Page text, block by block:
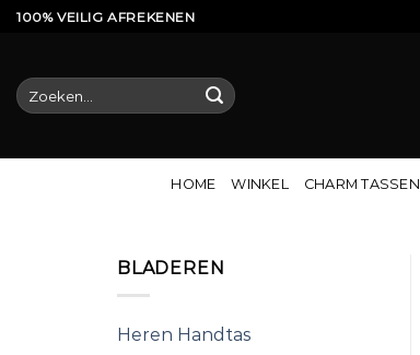
Ga100% VEILIG AFREKENEN
Zoeken
naar:
HOME WINKEL CHARM TASSEN
BLADEREN
Heren Handtas